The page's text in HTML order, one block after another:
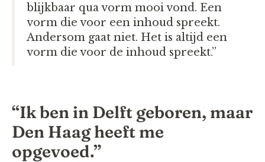
blijkbaar qua vorm mooi vond. Een
vorm die voor een inhoud spreekt.
Andersom gaat niet. Het is altijd een
vorm die voor de inhoud spreekt.”
“Ik ben in Delft geboren, maar
Den Haag heeft me
opgevoed.”